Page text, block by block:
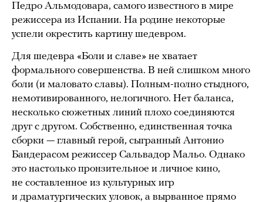
Педро Альмодовара, самого известного в мире
режиссера из Испании. На родине некоторые
успели окрестить картину шедевром.
Для шедевра «Боли и славе» не хватает
формального совершенства. В ней слишком много
боли (и маловато славы). Полным-полно стыдного,
немотивированного, нелогичного. Нет баланса,
несколько сюжетных линий плохо соединяются
друг с другом. Собственно, единственная точка
сборки — главный герой, сыгранный Антонио
Бандерасом режиссер Сальвадор Мальо. Однако
это настолько пронзительное и личное кино,
не составленное из культурных игр
и драматургических уловок, а вырванное прямо